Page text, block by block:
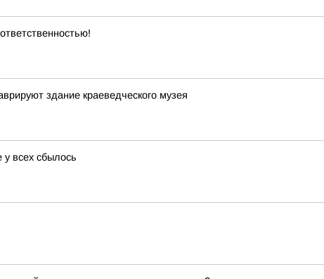
здание краеведческого музея
всех сбылось